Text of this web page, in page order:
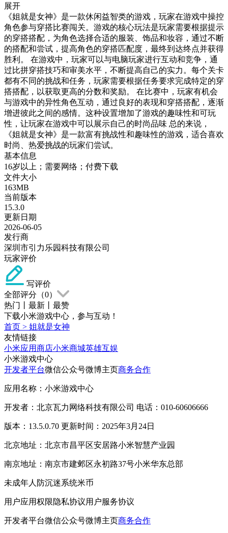
展开
《姐就是女神》是一款休闲益智类的游戏，玩家在游戏中操控
角色参与穿搭比赛闯关。游戏的核心玩法是玩家需要根据提示
的穿搭搭配，为角色选择合适的服装、饰品和妆容，通过不断
的搭配和尝试，提高角色的穿搭匹配度，最终到达终点并获得
胜利。 在游戏中，玩家可以与电脑玩家进行互动和竞争，通
过比拼穿搭技巧和审美水平，不断提高自己的实力。每个关卡
都有不同的挑战和任务，玩家需要根据任务要求完成特定的穿
搭搭配，以获取更高的分数和奖励。 在比赛中，玩家有机会
与游戏中的异性角色互动，通过良好的表现和穿搭搭配，逐渐
增进彼此之间的感情。这种设置增加了游戏的趣味性和可玩
性，让玩家在游戏中可以展示自己的时尚品味 总的来说，
《姐就是女神》是一款富有挑战性和趣味性的游戏，适合喜欢
时尚、热爱挑战的玩家们尝试。
基本信息
16岁以上；需要网络；付费下载
文件大小
163MB
当前版本
15.3.0
更新日期
2026-06-05
发行商
深圳市引力乐园科技有限公司
玩家评价
写评价
全部评分（0）
热门
最新
最赞
下载小米游戏中心，参与互动！
首页 > 姐就是女神
友情链接
小米应用商店小米商城英雄互娱
小米游戏中心
开发者平台微信公众号微博主页商务合作
应用名称：小米游戏中心
开发者：北京瓦力网络科技有限公司 电话：010-60606666
版本：13.5.0.70 更新时间：2025年3月24日
北京地址：北京市昌平区安居路小米智慧产业园
南京地址：南京市建邺区永初路37号小米华东总部
未成年人防沉迷系统米币
用户应用权限隐私协议用户服务协议
开发者平台微信公众号微博主页商务合作